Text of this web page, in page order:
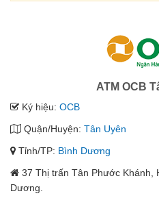
ATM OCB
Ký hiệu: OCB
Quận/Huyện: Tân Uyên
Tỉnh/TP: Bình Dương
37 Thị trấn Tân Phước Khánh,
Dương.